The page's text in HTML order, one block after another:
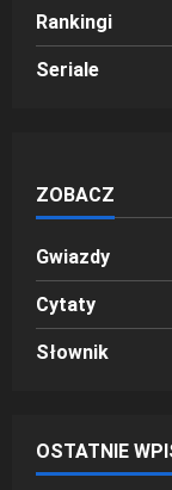
Rankingi
Seriale
ZOBACZ
Gwiazdy
Cytaty
Słownik
OSTATNIE